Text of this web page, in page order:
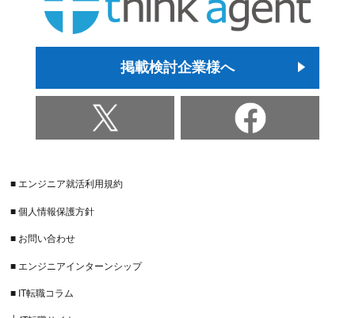
掲載検討企業様へ
■ エンジニア就活利用規約
■ 個人情報保護方針
■ お問い合わせ
■ エンジニアインターンシップ
■ IT転職コラム